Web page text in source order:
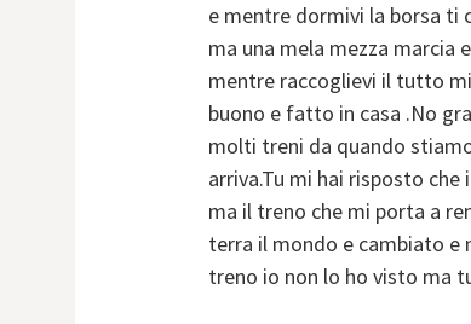
e mentre dormivi la borsa ti
ma una mela mezza marcia
mentre raccoglievi il tutto
buono e fatto in casa .No
molti treni da quando
arriva.Tu mi hai risposto
ma il treno che mi porta a
terra il mondo e cambiato
treno io non lo ho visto ma